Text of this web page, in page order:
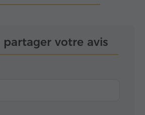
partager votre avis